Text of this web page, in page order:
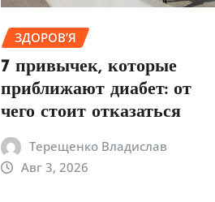
ЗДОРОВ’Я
7 привычек, которые
приближают диабет: от
чего стоит отказаться
Терещенко Владислав
Авг 3, 2026